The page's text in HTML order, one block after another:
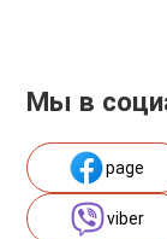
Мы в
page
viber